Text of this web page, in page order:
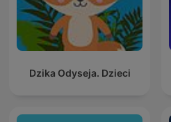
Dzika Odyseja. Dzieci